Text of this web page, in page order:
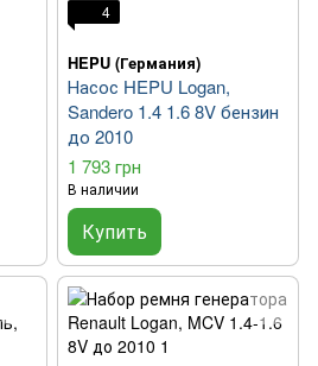
4
HEPU (Германия)
Насос HEPU Logan,
Sandero 1.4 1.6 8V бензин
до 2010
1 793 грн
В наличии
Купить